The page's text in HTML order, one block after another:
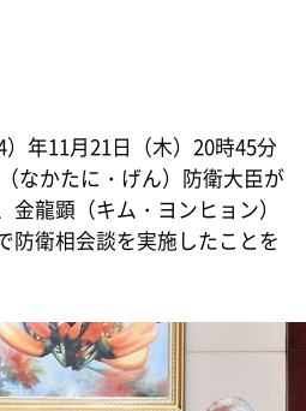
年11月21日（木）20時45分
なかたに・げん）防衛大臣が
龍顕（キム・ヨンヒョン）
防衛相会談を実施したことを